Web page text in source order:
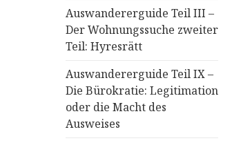
Auswandererguide Teil III –
Der Wohnungssuche zweiter
Teil: Hyresrätt
Auswandererguide Teil IX –
Die Bürokratie: Legitimation
oder die Macht des
Ausweises